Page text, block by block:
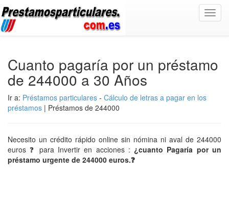
Cuanto pagaría por un préstamo
de 244000 a 30 Años
Ir a: Préstamos particulares - Cálculo de letras a pagar en los
préstamos | Préstamos de 244000
Necesito un crédito rápido online sin nómina ni aval de 244000
euros ❓ para Invertir en acciones :¿cuanto Pagaría por un
préstamo urgente de 244000 euros.❓